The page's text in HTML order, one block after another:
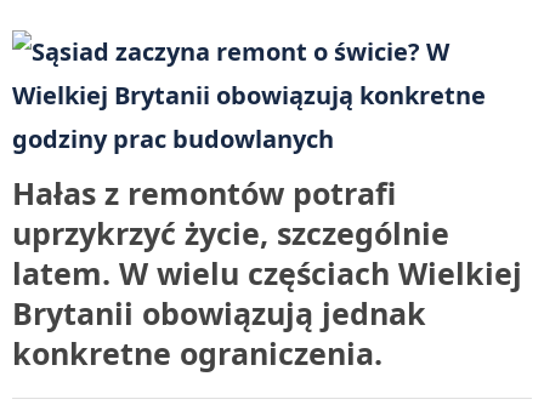
Hałas z remontów potrafi
uprzykrzyć życie, szczególnie
latem. W wielu częściach Wielkiej
Brytanii obowiązują jednak
konkretne ograniczenia.